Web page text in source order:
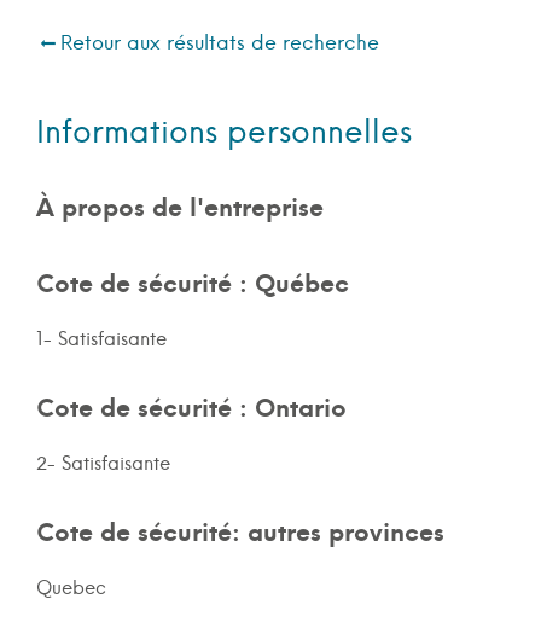
Retour aux résultats de recherche
Informations personnelles
À propos de l'entreprise
Cote de sécurité : Québec
1- Satisfaisante
Cote de sécurité : Ontario
2- Satisfaisante
Cote de sécurité: autres provinces
Quebec